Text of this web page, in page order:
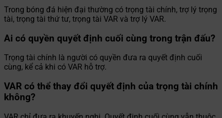
Trong bóng đá hiện đại thường có trọng tài chính, trợ lý trọng
tài, trọng tài thứ tư, trọng tài VAR và trợ lý VAR.
Ai có quyền quyết định cuối cùng trong trận đấu?
Trọng tài chính là người có quyền đưa ra quyết định cuối
cùng, kể cả khi có VAR hỗ trợ.
VAR có thể thay đổi quyết định của trọng tài chính
không?